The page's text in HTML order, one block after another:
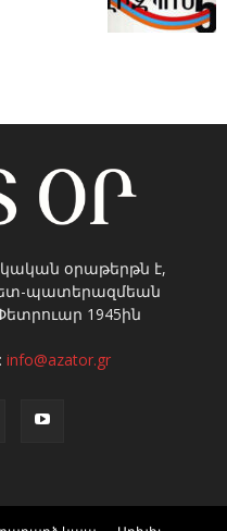
օրաթերթն է,
պատերազմեան
1945ին
info@azator.gr